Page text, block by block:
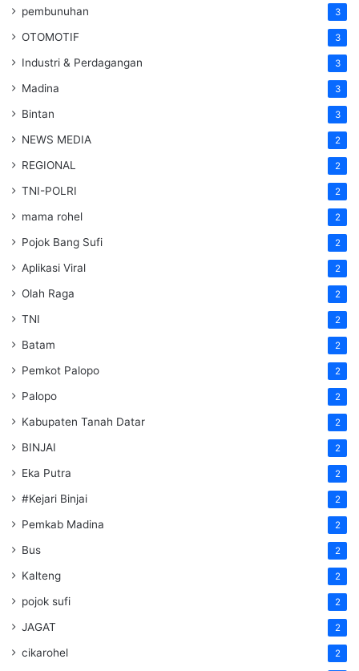
pembunuhan 3
OTOMOTIF 3
Industri & Perdagangan 3
Madina 3
Bintan 3
NEWS MEDIA 2
REGIONAL 2
TNI-POLRI 2
mama rohel 2
Pojok Bang Sufi 2
Aplikasi Viral 2
Olah Raga 2
TNI 2
Batam 2
Pemkot Palopo 2
Palopo 2
Kabupaten Tanah Datar 2
BINJAI 2
Eka Putra 2
#Kejari Binjai 2
Pemkab Madina 2
Bus 2
Kalteng 2
pojok sufi 2
JAGAT 2
cikarohel 2